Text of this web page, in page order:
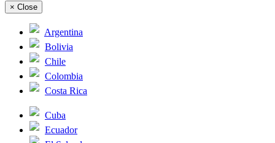
× Close
Argentina
Bolivia
Chile
Colombia
Costa Rica
Cuba
Ecuador